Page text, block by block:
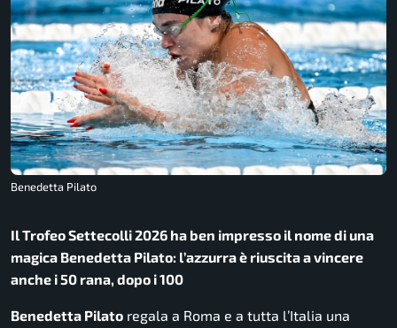
Benedetta Pilato
Il Trofeo Settecolli 2026 ha ben impresso il nome di una
magica Benedetta Pilato: l’azzurra è riuscita a vincere
anche i 50 rana, dopo i 100
Benedetta Pilato regala a Roma e a tutta l’Italia una